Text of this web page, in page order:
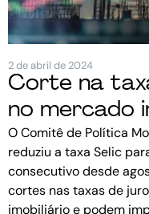
2 de abril de 2024
Corte na
no mercado
O Comitê de Política
reduziu a taxa Selic
consecutivo desde
cortes nas taxas de
imobiliário e podem